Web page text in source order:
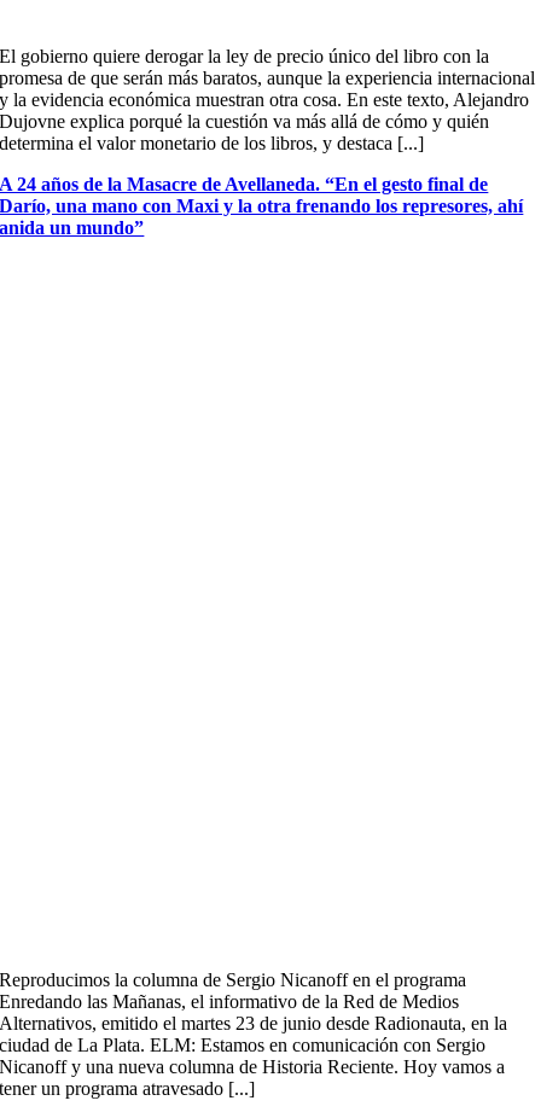
El gobierno quiere derogar la ley de precio único del libro con la
promesa de que serán más baratos, aunque la experiencia internacional
y la evidencia económica muestran otra cosa. En este texto, Alejandro
Dujovne explica porqué la cuestión va más allá de cómo y quién
determina el valor monetario de los libros, y destaca [...]
A 24 años de la Masacre de Avellaneda. “En el gesto final de
Darío, una mano con Maxi y la otra frenando los represores, ahí
anida un mundo”
Reproducimos la columna de Sergio Nicanoff en el programa
Enredando las Mañanas, el informativo de la Red de Medios
Alternativos, emitido el martes 23 de junio desde Radionauta, en la
ciudad de La Plata. ELM: Estamos en comunicación con Sergio
Nicanoff y una nueva columna de Historia Reciente. Hoy vamos a
tener un programa atravesado [...]